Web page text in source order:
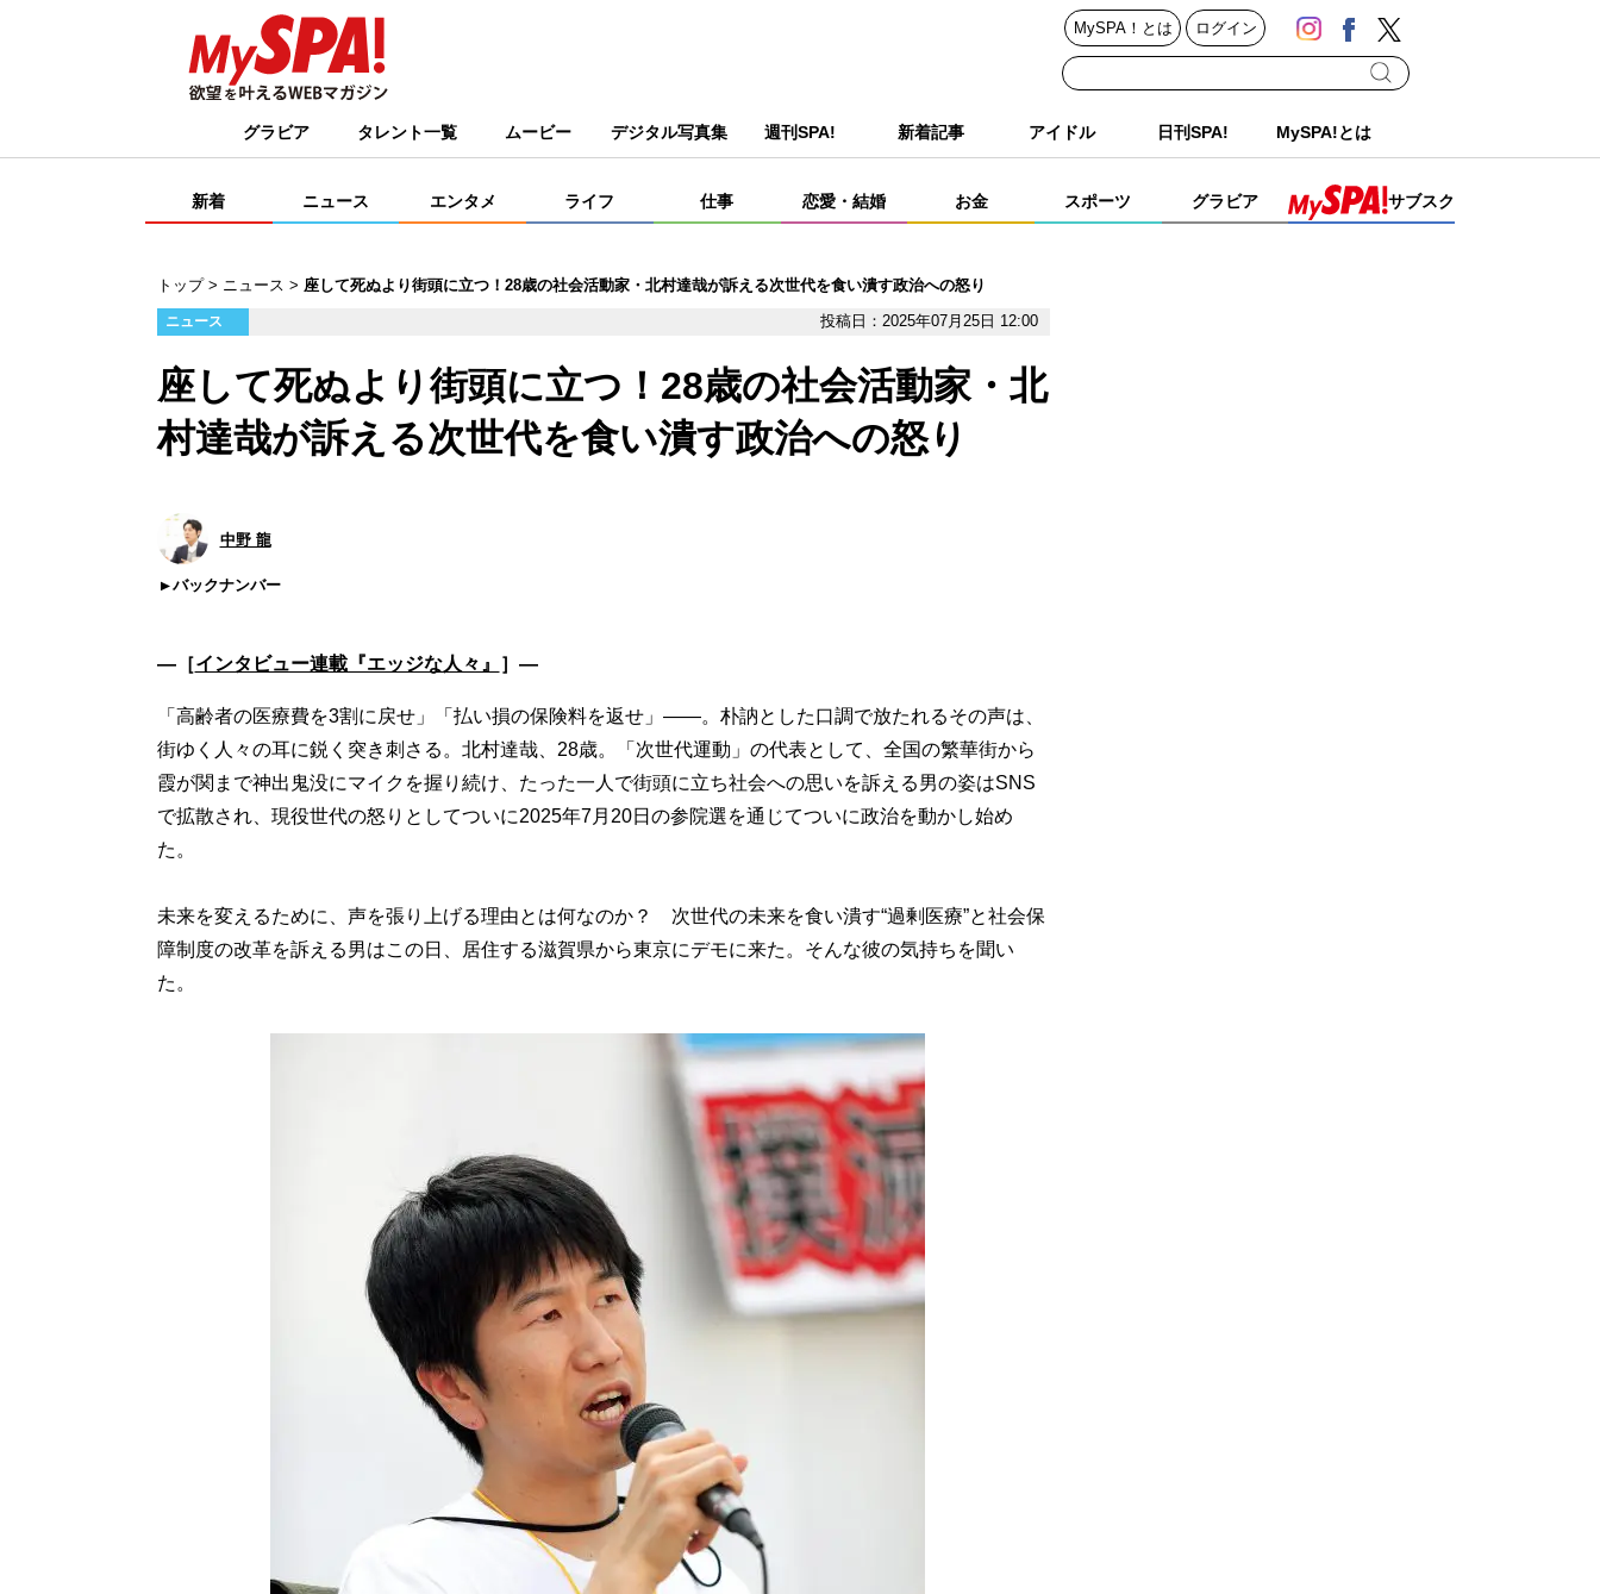
MySPA！とは ログイン
グラビア タレント一覧 ムービー デジタル写真集 週刊SPA! 新着記事 アイドル 日刊SPA! MySPA!とは
新着 ニュース エンタメ ライフ 仕事 恋愛・結婚 お金 スポーツ グラビア サブスク
トップ ニュース 座して死ぬより街頭に立つ！28歳の社会活動家・北村達哉が訴える次世代を食い潰す政治への怒り
ニュース 投稿日：2025年07月25日 12:00
座して死ぬより街頭に立つ！28歳の社会活動家・北
村達哉が訴える次世代を食い潰す政治への怒り
中野 龍
バックナンバー
―［インタビュー連載『エッジな人々』 ］―
「高齢者の医療費を3割に戻せ」「払い損の保険料を返せ」――。朴訥とした口調で放たれるその声は、
街ゆく人々の耳に鋭く突き刺さる。北村達哉、28歳。「次世代運動」の代表として、全国の繁華街から
霞が関まで神出鬼没にマイクを握り続け、たった一人で街頭に立ち社会への思いを訴える男の姿はSNS
で拡散され、現役世代の怒りとしてついに2025年7月20日の参院選を通じてついに政治を動かし始め
た。
未来を変えるために、声を張り上げる理由とは何なのか？ 次世代の未来を食い潰す“過剰医療”と社会保
障制度の改革を訴える男はこの日、居住する滋賀県から東京にデモに来た。そんな彼の気持ちを聞い
た。